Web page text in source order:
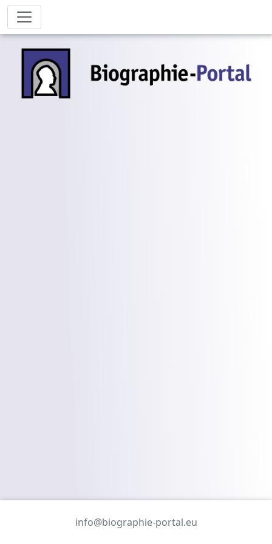
info@biographie-portal.eu